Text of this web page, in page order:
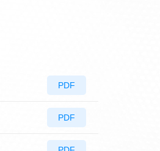
PDF
PDF